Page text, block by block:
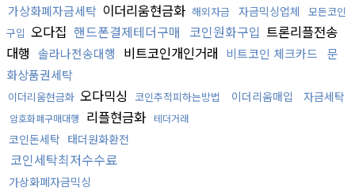
가상화폐자금세탁 이더리움현금화 해외자금 자금믹싱업체
모든코인
구입 오다집 핸드폰결제테더구매 코인원화구입 트론리플전송
대행 솔라나전송대행 비트코인개인거래 비트코인 체크카드
문
화상품권세탁
이더리움현금화 오다믹싱 코인추적피하는방법 이더리움매입 자금세탁
암호화폐구매대행 리플현금화 테더거래
코인돈세탁 태더원화환전
코인세탁최저수수료
가상화폐자금믹싱